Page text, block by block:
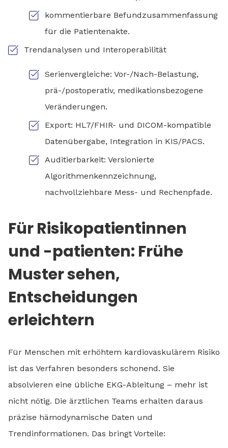
kommentierbare Befundzusammenfassung
für die Patientenakte.
Trendanalysen und Interoperabilität
Serienvergleiche: Vor-/Nach-Belastung,
prä-/postoperativ, medikationsbezogene
Veränderungen.
Export: HL7/FHIR- und DICOM-kompatible
Datenübergabe, Integration in KIS/PACS.
Auditierbarkeit: Versionierte
Algorithmenkennzeichnung,
nachvollziehbare Mess- und Rechenpfade.
Für Risikopatientinnen
und -patienten: Frühe
Muster sehen,
Entscheidungen
erleichtern
Für Menschen mit erhöhtem kardiovaskulärem Risiko
ist das Verfahren besonders schonend. Sie
absolvieren eine übliche EKG-Ableitung – mehr ist
nicht nötig. Die ärztlichen Teams erhalten daraus
präzise hämodynamische Daten und
Trendinformationen. Das bringt Vorteile: